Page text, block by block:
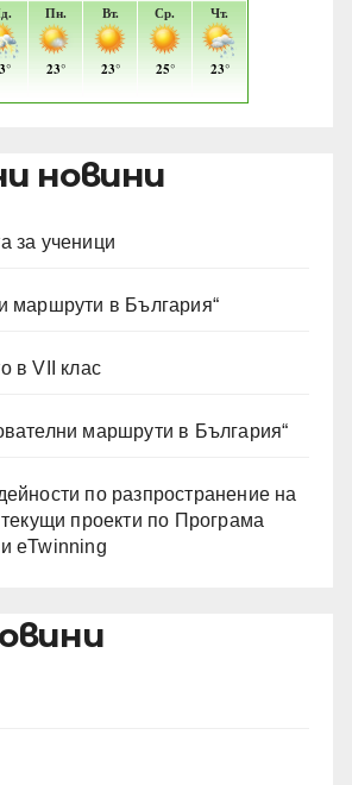
новини
за ученици
маршрути в България“
в VII клас
маршрути в България“
по разпространение на
текущи проекти по Програма
eTwinning